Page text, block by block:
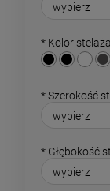
* Kolor
*Szerokość
* Głębokość